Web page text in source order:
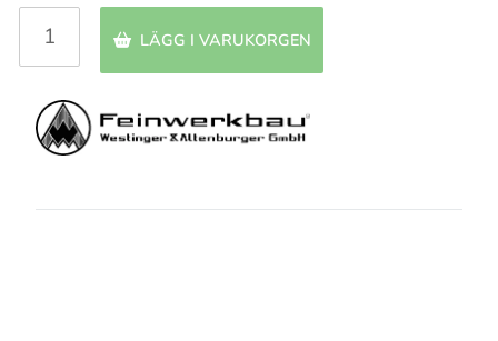
LÄGG I VARUKORGEN